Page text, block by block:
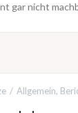
gar nicht
Allgemein,